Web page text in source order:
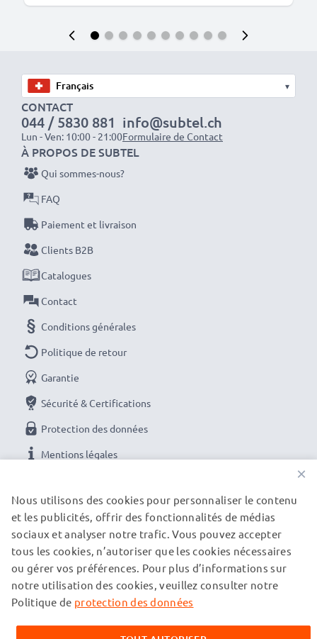
▾
CONTACT
044 / 5830 881
Lun - Ven: 10:00 - 21:00
info@subtel.ch
Formulaire de Contact
NOS OPTIONS DE PAIEMENT
À PROPOS DE SUBTEL
Qui sommes-nous?
FAQ
Paiement et livraison
Clients B2B
Catalogues
Contact
Conditions générales
Politique de retour
Garantie
Sécurité & Certifications
Protection des données
Mentions légales
NOS PARTENAIRES DE LIVRAISON
© subtel.ch 2026
Veuillez noter que toutes les marques citées sont des
×
Nous utilisons des cookies pour personnaliser le contenu
et les publicités, offrir des fonctionnalités de médias
sociaux et analyser notre trafic. Vous pouvez accepter
tous les cookies, n’autoriser que les cookies nécessaires
ou gérer vos préférences. Pour plus d’informations sur
notre utilisation des cookies, veuillez consulter notre
Politique de protection des données